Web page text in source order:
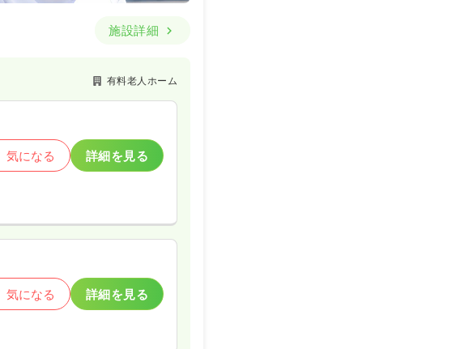
施設詳細
有料老人ホーム
気になる 詳細を見る
気になる 詳細を見る